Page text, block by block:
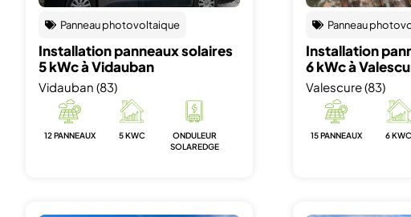
Panneau photovoltaique
Installation panneaux solaires
5 kWc à Vidauban
Vidauban (83)
12 PANNEAUX 5 KWC
ONDULEUR
SOLAREDGE
Panneau
Installation
6 kWc à
Valescure (83)
15 PANNEAUX 6 KWC